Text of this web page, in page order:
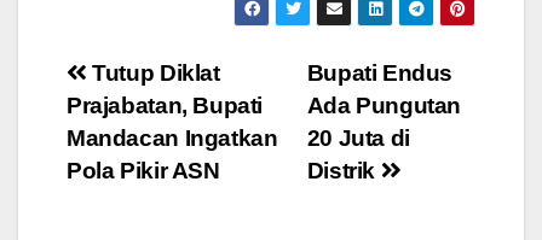
Post
navigation
Bupati Endus
Ada Pungutan
20 Juta di
Distrik
Tutup Diklat
Prajabatan, Bupati
Mandacan Ingatkan
Pola Pikir ASN